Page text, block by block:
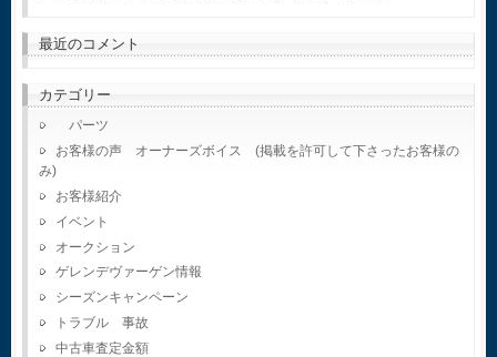
最近のコメント
カテゴリー
パーツ
お客様の声 オーナーズボイス (掲載を許可して下さったお客様の
み)
お客様紹介
イベント
オークション
ゲレンデヴァーゲン情報
シーズンキャンペーン
トラブル 事故
中古車査定金額